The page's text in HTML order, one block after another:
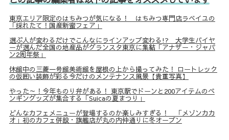
東京エリア限定のはちみつが気になる！ はちみつ専門店ラベイユの
「採れたて！国産新蜜フェア」
選ぶ人が変わるだけでこんなにラインアップ変わる!? 大学生バイヤ
ーが選んだ全国の地産品がグランスタ東京に集結「アナザー・ジャパ
ン2周年祭」
休館中の三菱一号館美術館を屋根の上から撮ってみた！ ロートレック
の仮囲い装飾が彩る今だけのメンテナンス風景【貴重写真】
やった～！今年ものり弁がある！ 東京駅でドーンと200アイテムのペ
ンギングッズが集合する「Suicaの夏まつり」
どんなカフェメニューが登場するのか楽しみすぎる！ 「メゾンカカ
オ」初のカフェ併設・旗艦店が丸の内仲通りに冬オープン